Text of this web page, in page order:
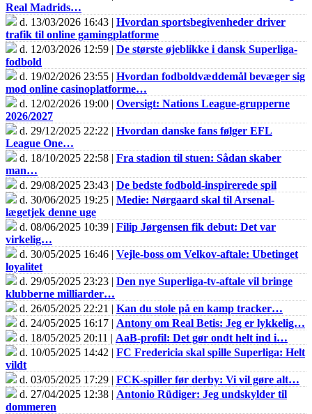
Real Madrids…
d. 13/03/2026 16:43 | Hvordan sportsbegivenheder driver
trafik til online gamingplatforme
d. 12/03/2026 12:59 | De største øjeblikke i dansk Superliga-
fodbold
d. 19/02/2026 23:55 | Hvordan fodboldvæddemål bevæger sig
mod online casinoplatforme…
d. 12/02/2026 19:00 | Oversigt: Nations League-grupperne
2026/2027
d. 29/12/2025 22:22 | Hvordan danske fans følger EFL
League One…
d. 18/10/2025 22:58 | Fra stadion til stuen: Sådan skaber
man…
d. 29/08/2025 23:43 | De bedste fodbold-inspirerede spil
d. 30/06/2025 19:25 | Medie: Nørgaard skal til Arsenal-
lægetjek denne uge
d. 08/06/2025 10:39 | Filip Jørgensen fik debut: Det var
virkelig…
d. 30/05/2025 16:46 | Vejle-boss om Velkov-aftale: Ubetinget
loyalitet
d. 29/05/2025 23:23 | Den nye Superliga-tv-aftale vil bringe
klubberne milliarder…
d. 26/05/2025 22:21 | Kan du stole på en kamp tracker…
d. 24/05/2025 16:17 | Antony om Real Betis: Jeg er lykkelig…
d. 18/05/2025 20:11 | AaB-profil: Det gør ondt helt ind i…
d. 10/05/2025 14:42 | FC Fredericia skal spille Superliga: Helt
vildt
d. 03/05/2025 17:29 | FCK-spiller før derby: Vi vil gøre alt…
d. 27/04/2025 12:38 | Antonio Rüdiger: Jeg undskylder til
dommeren